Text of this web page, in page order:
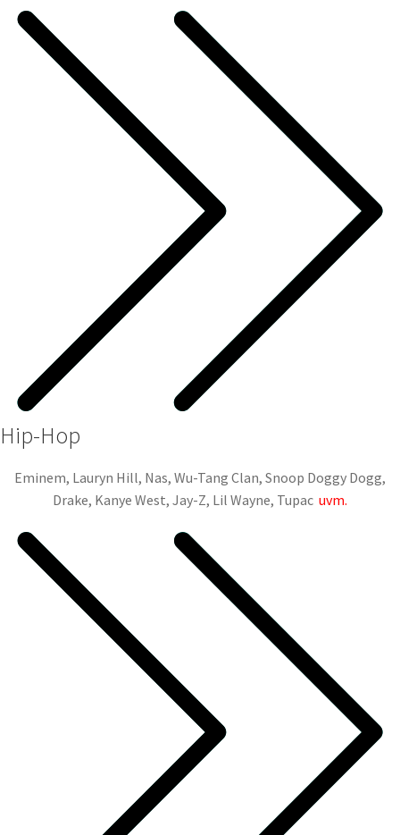
Hip-Hop
Eminem, Lauryn Hill, Nas, Wu-Tang Clan, Snoop Doggy Dogg,
Drake, Kanye West, Jay-Z, Lil Wayne, Tupac uvm.